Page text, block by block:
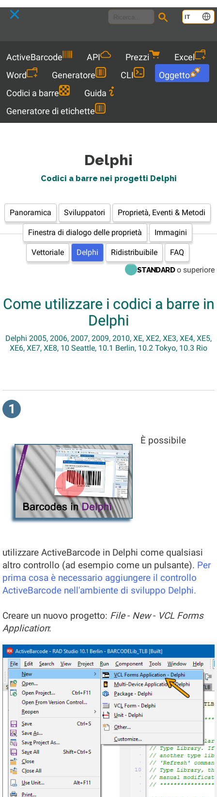
IT
ActiveBarcode API Prezzi
Excel
Word
Generatore CLI
Oggetto
Codici a barre
Guida
Generatore di etichette
Delphi
Codici a barre nei progetti Delphi
Panoramica Sviluppatori Proprietà, Eventi & Metodi
Finestra di dialogo delle proprietà Immagini
Vettoriale Delphi Ridistribuibile FAQ
STANDARDo superiore
Come utilizzare i codici a barre in
Delphi
Delphi 2005, 2006, 2007, 2009, 2010, XE, XE2, XE3, XE4, XE5,
XE6, XE7, XE8, 10 Seattle, 10.1 Berlin, 10.2 Tokyo, 10.3 Rio
1
►
È possibile
utilizzare ActiveBarcode in Delphi come qualsiasi
altro controllo (ad esempio come un pulsante). Per
prima cosa è necessario aggiungere il controllo
ActiveBarcode nell'ambiente di sviluppo Delphi.
Creare un nuovo progetto: File- New- VCL Forms
Application: